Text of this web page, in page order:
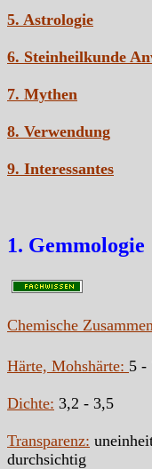
5. Astrologie
6. Steinheilkunde
7. Mythen
8. Verwendung
9. Interessantes
1. Gemmologie
Chemische
Härte, Mohshärte: 5 -
Dichte: 3,2 - 3,5
Transparenz:
durchsichtig